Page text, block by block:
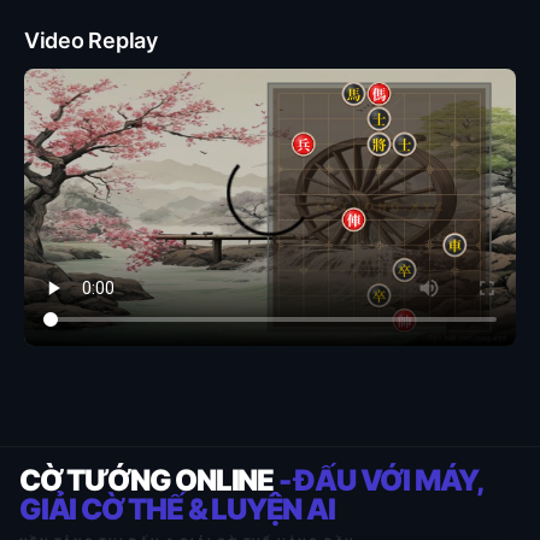
Video Replay
CỜ TƯỚNG ONLINE- ĐẤU VỚI MÁY,
GIẢI CỜ THẾ & LUYỆN AI